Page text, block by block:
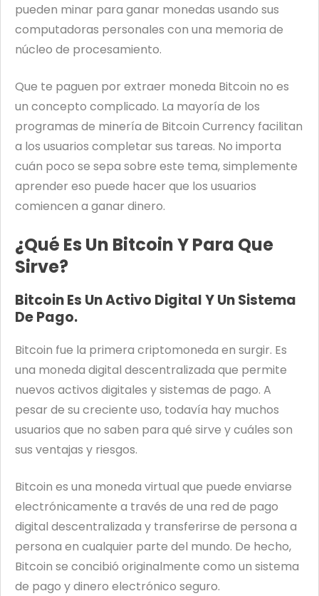
pueden minar para ganar monedas usando sus
computadoras personales con una memoria de
núcleo de procesamiento.
Que te paguen por extraer moneda Bitcoin no es
un concepto complicado. La mayoría de los
programas de minería de Bitcoin Currency facilitan
a los usuarios completar sus tareas. No importa
cuán poco se sepa sobre este tema, simplemente
aprender eso puede hacer que los usuarios
comiencen a ganar dinero.
¿Qué Es Un Bitcoin Y Para Que
Sirve?
Bitcoin Es Un Activo Digital Y Un Sistema
De Pago.
Bitcoin fue la primera criptomoneda en surgir. Es
una moneda digital descentralizada que permite
nuevos activos digitales y sistemas de pago. A
pesar de su creciente uso, todavía hay muchos
usuarios que no saben para qué sirve y cuáles son
sus ventajas y riesgos.
Bitcoin es una moneda virtual que puede enviarse
electrónicamente a través de una red de pago
digital descentralizada y transferirse de persona a
persona en cualquier parte del mundo. De hecho,
Bitcoin se concibió originalmente como un sistema
de pago y dinero electrónico seguro.